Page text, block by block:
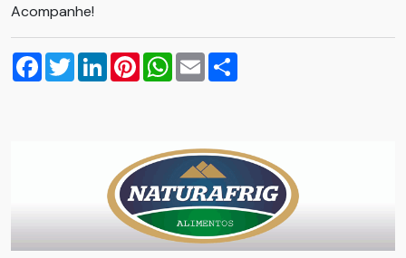
Acompanhe!
Facebook
TwitterLinkedInPinterestWhatsApp
Email